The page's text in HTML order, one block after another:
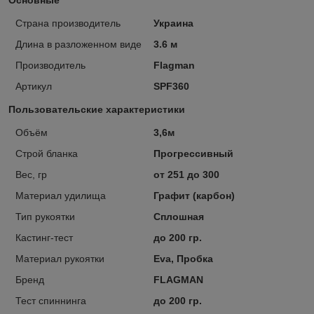
Страна производитель
Украина
Длина в разложенном виде
3.6 м
Производитель
Flagman
Артикул
SPF360
Пользовательские характеристики
Объём
3,6м
Строй бланка
Прогрессивный
Вес, гр
от 251 до 300
Материал удилища
Графит (карбон)
Тип рукоятки
Сплошная
Кастинг-тест
до 200 гр.
Материал рукоятки
Eva, Пробка
Бренд
FLAGMAN
Тест спиннинга
до 200 гр.